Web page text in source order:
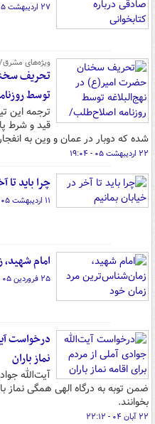
۲۷ اردیبهشت ۰۵ - ۱۱:۳۵
ویژه‌های مشرق/
تحریف
توسط
ترجمه این
قید و شرط
شده که دوبار در عمان و وین به
۲۲ اردیبهشت ۰۵ - ۱۹:۰۴
چرا باید تا
۱۱ اردیبهشت ۰۵ - ۱۱:۵۵
امام
۲۵ فروردین ۰۵ - ۱۹:۱۳
درخواست
نماز باران
آیت‌الله
ضمن توبه به درگاه الهی همگی نماز
بخوانند.
۲۲ آبان ۰۴ - ۲۲:۱۲